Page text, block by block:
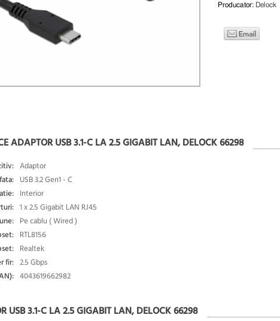
Producator: Delock
ADAPTOR USB 3.1-C LA 2.5 GIGABIT LAN, DELOCK 66298
Adaptor
USB 3.2 Gen1 - C
Interior
1 x 2.5 Gigabit LAN RJ45
Pe cablu ( Wired )
RTL8156
Realtek
fir: 2.5 Gbps
4043619662982
USB 3.1-C LA 2.5 GIGABIT LAN, DELOCK 66298